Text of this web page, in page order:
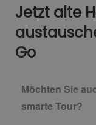
Jetzt alte
Go
Möchten Sie
smarte Tour?